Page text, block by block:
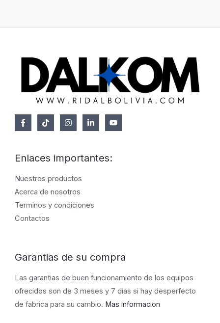
Enlaces importantes:
Nuestros productos
Acerca de nosotros
Terminos y condiciones
Contactos
Garantias de su compra
Las garantias de buen funcionamiento de los equipos
ofrecidos son de 3 meses y 7 dias si hay desperfecto
de fabrica para su cambio. Mas informacion